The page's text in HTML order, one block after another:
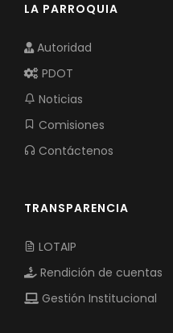
LA PARROQUIA
Autoridad
PDOT
Noticias
Comisiones
Contáctenos
TRANSPARENCIA
LOTAIP
Rendición de cuentas
Gestión Institucional